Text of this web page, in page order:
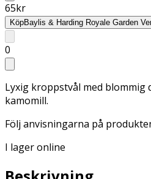
65kr
KöpBaylis & Harding Royale Garden
0
Lyxig kroppstvål med blommig
kamomill.
Följ anvisningarna på
I lager online